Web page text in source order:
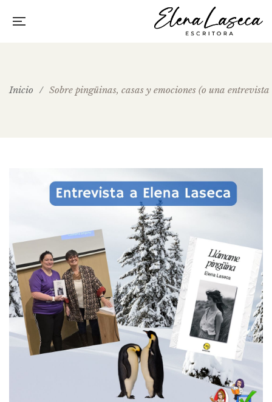
Inicio / Sobre pingüinas, casas y emociones (o una